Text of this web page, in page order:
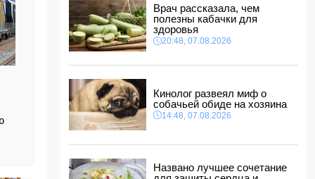
В Гобустанском районе Hyundai врезался в
фонарный столб: есть погибший
11:48, 08.08.2026
за сотрудничество с КСИР
11:40, 08.08.2026
Фон дер Ляйен захотела пресечь доходы
России «со всех сторон»
11:34, 08.08.2026
Дочь Успенской решила взять фамилию
11:32, 08.08.2026
Врач рассказала, чем
полезны кабачки для
здоровья
20:48, 07.08.2026
Кинолог развеял миф о
собачьей обиде на хозяина
14:48, 07.08.2026
Названо лучшее сочетание